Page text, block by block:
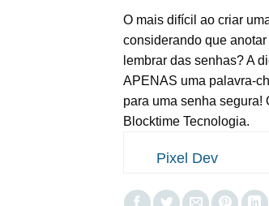
O mais difícil ao criar
considerando que
lembrar das senhas? A
APENAS uma palavra-
para uma senha segura!
Blocktime Tecnologia.
Pixel Dev